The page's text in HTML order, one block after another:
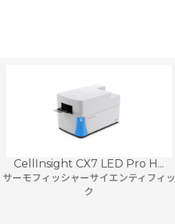
CellInsight CX7 LED Pro H...
サーモフィッシャーサイエンティフィッ
ク